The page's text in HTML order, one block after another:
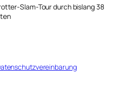
Slam-Tour durch bislang 38